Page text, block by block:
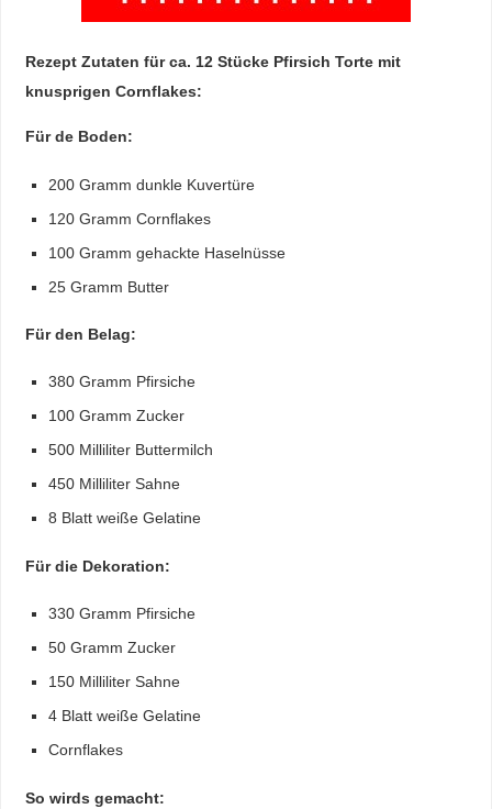
Rezept Zutaten für ca. 12 Stücke Pfirsich Torte mit
knusprigen Cornflakes:
Für de Boden:
200 Gramm dunkle Kuvertüre
120 Gramm Cornflakes
100 Gramm gehackte Haselnüsse
25 Gramm Butter
Für den Belag:
380 Gramm Pfirsiche
100 Gramm Zucker
500 Milliliter Buttermilch
450 Milliliter Sahne
8 Blatt weiße Gelatine
Für die Dekoration:
330 Gramm Pfirsiche
50 Gramm Zucker
150 Milliliter Sahne
4 Blatt weiße Gelatine
Cornflakes
So wirds gemacht: